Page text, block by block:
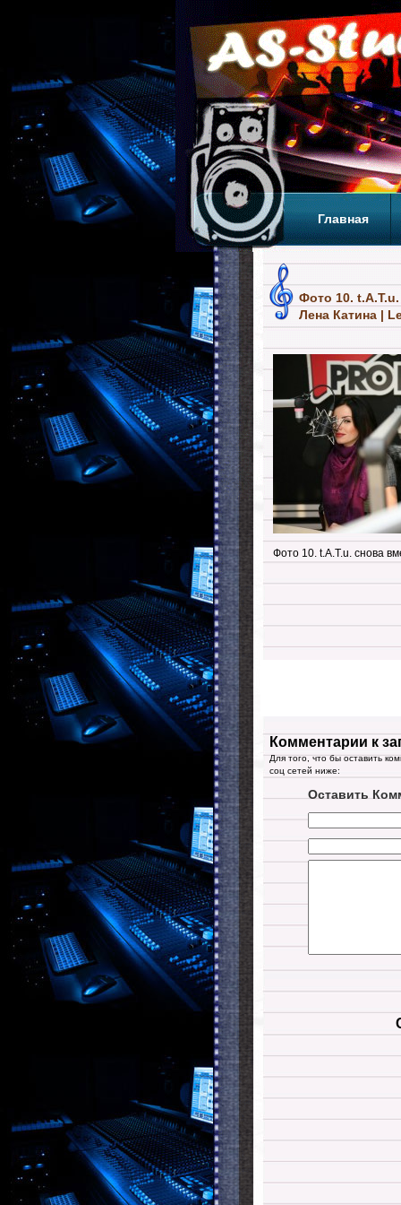
Главная
Фото 10.
Лена Катина |
Фото 10. t.A.T.u. снова
Комментарии к
Для того, что бы оставить
соц сетей ниже:
Оставить